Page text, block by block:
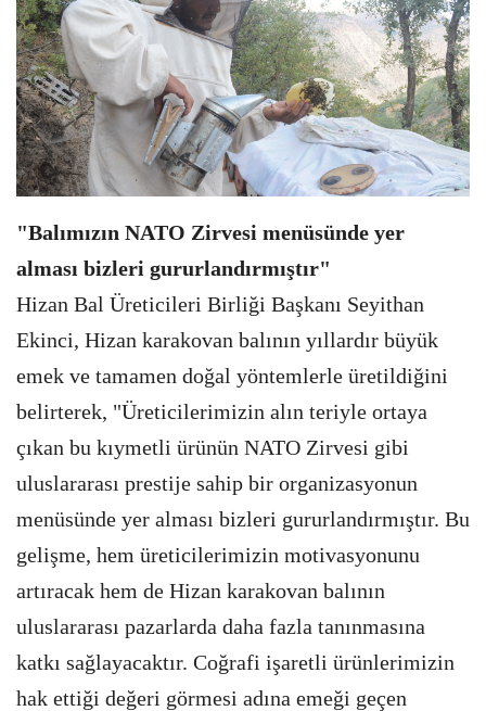
"Balımızın NATO Zirvesi menüsünde yer
alması bizleri gururlandırmıştır"
Hizan Bal Üreticileri Birliği Başkanı Seyithan
Ekinci, Hizan karakovan balının yıllardır büyük
emek ve tamamen doğal yöntemlerle üretildiğini
belirterek, "Üreticilerimizin alın teriyle ortaya
çıkan bu kıymetli ürünün NATO Zirvesi gibi
uluslararası prestije sahip bir organizasyonun
menüsünde yer alması bizleri gururlandırmıştır. Bu
gelişme, hem üreticilerimizin motivasyonunu
artıracak hem de Hizan karakovan balının
uluslararası pazarlarda daha fazla tanınmasına
katkı sağlayacaktır. Coğrafi işaretli ürünlerimizin
hak ettiği değeri görmesi adına emeği geçen